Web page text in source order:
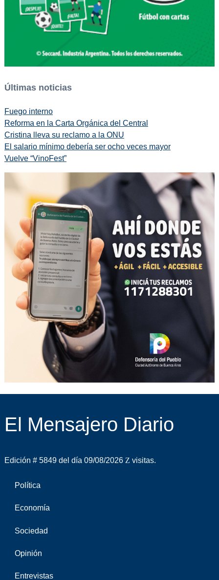
Últimas noticias
Fuego interno
Reforma en la Carta Orgánica del Central
Cristina lleva su reclamo a la ONU
El salario mínimo debería ser ocho veces mayor
Vuelve “VinoFest”
El Mensajero Diario
Edición # 5849 del día 09/08/2026 visitas.
Política
Economía
Sociedad
Opinión
Entrevistas